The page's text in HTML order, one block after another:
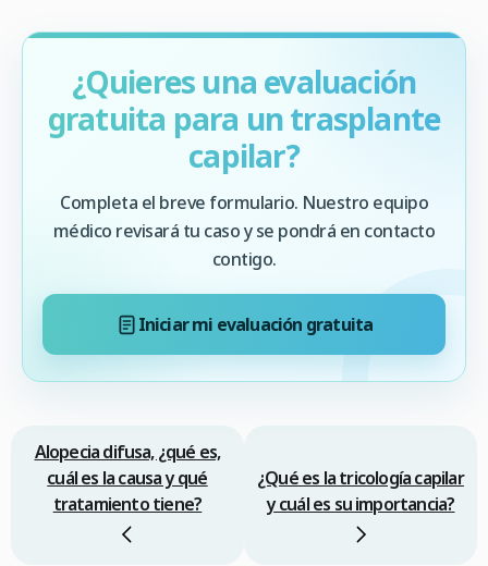
¿Quieres una evaluación
gratuita para un trasplante
capilar?
Completa el breve formulario. Nuestro equipo
médico revisará tu caso y se pondrá en contacto
contigo.
Iniciar mi evaluación gratuita
Alopecia difusa, ¿qué es,
cuál es la causa y qué
tratamiento tiene?
¿Qué es la tricología capilar
y cuál es su importancia?